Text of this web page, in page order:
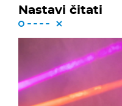
Nastavi čitati